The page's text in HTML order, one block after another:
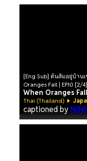
[Eng Sub] ต้นส้มอยู่บ้าน
Oranges Fall | EP.10 [2/4]
When Oranges
Thai (Thailand)
captioned by NINI